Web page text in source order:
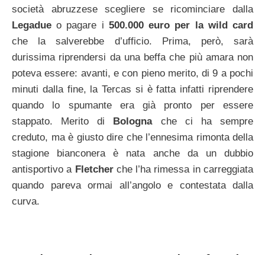
società abruzzese scegliere se ricominciare dalla
Legadueo pagare i 500.000 euro per la wild card
che la salverebbe d’ufficio. Prima, però, sarà
durissima riprendersi da una beffa che più amara non
poteva essere: avanti, e con pieno merito, di 9 a pochi
minuti dalla fine, la Tercas si è fatta infatti riprendere
quando lo spumante era già pronto per essere
stappato. Merito di
Bologna che ci ha sempre
creduto, ma è giusto dire che l’ennesima rimonta della
stagione bianconera è nata anche da un dubbio
antisportivo a Fletcher che l’ha rimessa in carreggiata
quando pareva ormai all’angolo e contestata dalla
curva.